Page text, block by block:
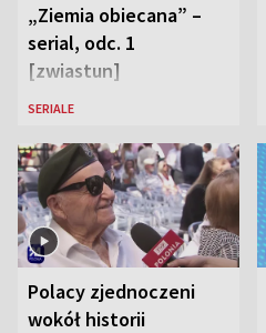
„Ziemia obiecana” –
serial, odc. 1
[zwiastun]
SERIALE
Polacy zjednoczeni
wokół historii